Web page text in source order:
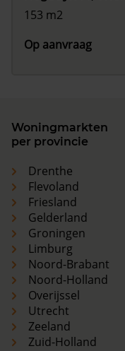
153 m2
Op aanvraag
Woningmarkten
per provincie
Drenthe
Flevoland
Friesland
Gelderland
Groningen
Limburg
Noord-Brabant
Noord-Holland
Overijssel
Utrecht
Zeeland
Zuid-Holland